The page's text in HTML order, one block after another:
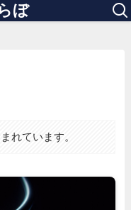
ぼ
れています。